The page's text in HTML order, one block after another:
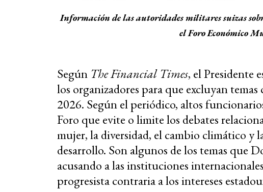
Información de las autoridades militares suizas
el Foro Económico
Según TheFinancial Times, el Presidente
los organizadores para que excluyan
2026. Según el periódico, altos
Foro que evite o limite los debates
mujer, la diversidad, el cambio climático y
desarrollo. Son algunos de los temas que
acusando a las instituciones
progresistacontraria a los intereses